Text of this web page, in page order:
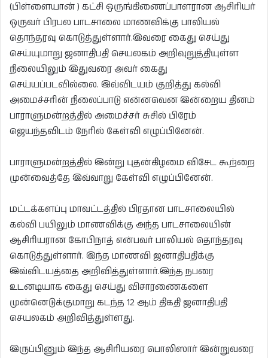
(பிள்ளையான் ) கட்சி ஒருங்கிணைப்பாளரான ஆசிரியர்
ஒருவர் பிரபல பாடசாலை மாணவிக்கு பாலியல்
தொந்தரவு கொடுத்துள்ளார்.இவரை கைது செய்து
செய்யுமாறு ஜனாதிபதி செயலகம் அறிவுறுத்தியுள்ள
நிலையிலும் இதுவரை அவர் கைது
செய்யப்படவில்லை. இவ்விடயம் குறித்து கல்வி
அமைச்சரின் நிலைப்பாடு என்னவென இன்றைய தினம்
பாராளுமன்றத்தில் அமைச்சர் சுசில் பிரேம்
ஜெயந்தவிடம் நேரில் கேள்வி எழுப்பினேன்.
பாராளுமன்றத்தில் இன்று புதன்கிழமை விசேட கூற்றை
முன்வைத்தே இவ்வாறு கேள்வி எழுப்பினேன்.
மட்டக்களப்பு மாவட்டத்தில் பிரதான பாடசாலையில்
கல்வி பயிலும் மாணவிக்கு அந்த பாடசாலையின்
ஆசிரியரான கோபிநாத் என்பவர் பாலியல் தொந்தரவு
கொடுத்துள்ளார். இந்த மாணவி ஜனாதிபதிக்கு
இவ்விடயத்தை அறிவித்துள்ளார்.இந்த நபரை
உடனடியாக கைது செய்து விசாரணைகளை
முன்னெடுக்குமாறு கடந்த 12 ஆம் திகதி ஜனாதிபதி
செயலகம் அறிவித்துள்ளது.
இருப்பினும் இந்த ஆசிரியரை பொலிஸார் இன்றுவரை